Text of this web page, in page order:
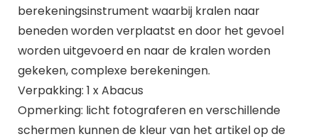
berekeningsinstrument waarbij kralen naar
beneden worden verplaatst en door het gevoel
worden uitgevoerd en naar de kralen worden
gekeken, complexe berekeningen.
Verpakking: 1 x Abacus
Opmerking: licht fotograferen en verschillende
schermen kunnen de kleur van het artikel op de